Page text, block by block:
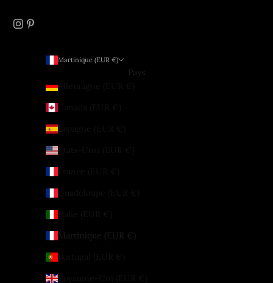
Martinique (EUR €)
Pays
Martinique (EUR €)